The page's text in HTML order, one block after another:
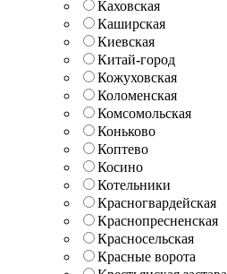
Каховская
Каширская
Киевская
Китай-город
Кожуховская
Коломенская
Комсомольская
Коньково
Коптево
Косино
Котельники
Красногвардейская
Краснопресненская
Красносельская
Красные ворота